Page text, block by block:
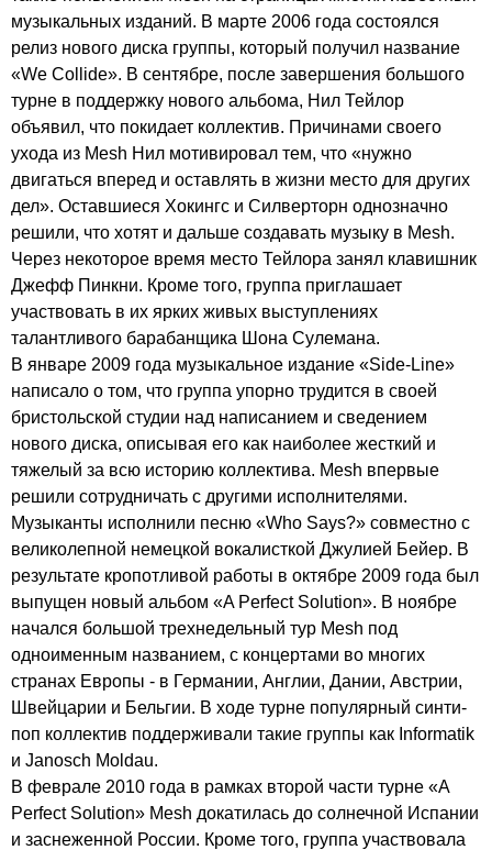
музыкальных изданий. В марте 2006 года состоялся
релиз нового диска группы, который получил название
«We Collide». В сентябре, после завершения большого
турне в поддержку нового альбома, Нил Тейлор
объявил, что покидает коллектив. Причинами своего
ухода из Mesh Нил мотивировал тем, что «нужно
двигаться вперед и оставлять в жизни место для других
дел». Оставшиеся Хокингс и Силверторн однозначно
решили, что хотят и дальше создавать музыку в Mesh.
Через некоторое время место Тейлора занял клавишник
Джефф Пинкни. Кроме того, группа приглашает
участвовать в их ярких живых выступлениях
талантливого барабанщика Шона Сулемана.
В январе 2009 года музыкальное издание «Side-Line»
написало о том, что группа упорно трудится в своей
бристольской студии над написанием и сведением
нового диска, описывая его как наиболее жесткий и
тяжелый за всю историю коллектива. Mesh впервые
решили сотрудничать с другими исполнителями.
Музыканты исполнили песню «Who Says?» совместно с
великолепной немецкой вокалисткой Джулией Бейер. В
результате кропотливой работы в октябре 2009 года был
выпущен новый альбом «A Perfect Solution». В ноябре
начался большой трехнедельный тур Mesh под
одноименным названием, с концертами во многих
странах Европы - в Германии, Англии, Дании, Австрии,
Швейцарии и Бельгии. В ходе турне популярный синти-
поп коллектив поддерживали такие группы как Informatik
и Janosch Moldau.
В феврале 2010 года в рамках второй части турне «A
Perfect Solution» Mesh докатилась до солнечной Испании
и заснеженной России. Кроме того, группа участвовала